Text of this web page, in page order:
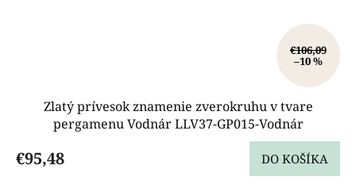
€106,09
–10 %
Zlatý prívesok znamenie zverokruhu v tvare
pergamenu Vodnár LLV37-GP015-Vodnár
€95,48 DO KOŠÍKA